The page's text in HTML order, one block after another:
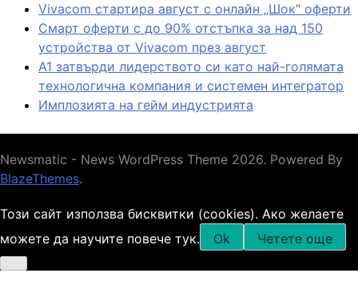
Vivacom стартира август с онлайн „Шок“ оферти
Смарт оферти с до 90% отстъпка за над 150
устройства от Vivacom през август
А1 затвърди лидерството си като най-голямата
технологична компания и системен интегратор
Имплозията на гейм индустрията
Newsmatic - News WordPress Theme 2026. Powered By
BlazeThemes.
Този сайт използва бисквитки (cookies). Ако желаете
можете да научите повече тук.
Ok Четете още